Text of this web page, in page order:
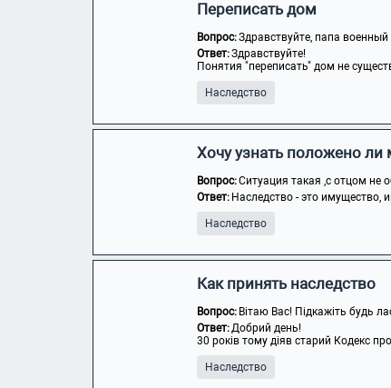
Переписать дом
Вопрос:Здравствуйте, папа
Ответ:Здравствуйте!
Понятия "переписать" дом не
Наследство
Хочу узнать положено ли
Вопрос:Ситуация такая ,с отцом не
Ответ: Наследство - это имущество,
Наследство
Как принять наследство
Вопрос: Вітаю Вас! Підкажіть будь
Ответ:Добрий день!
30 років тому діяв старий Кодекс
Наследство